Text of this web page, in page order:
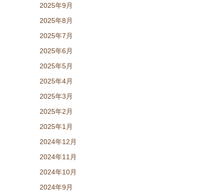
2025年9月
2025年8月
2025年7月
2025年6月
2025年5月
2025年4月
2025年3月
2025年2月
2025年1月
2024年12月
2024年11月
2024年10月
2024年9月